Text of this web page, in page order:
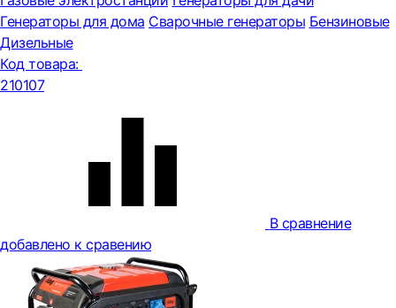
Генераторы для дома Сварочные генераторы Бензиновые
Дизельные
Код товара:
210107
В сравнение
добавлено к сравению